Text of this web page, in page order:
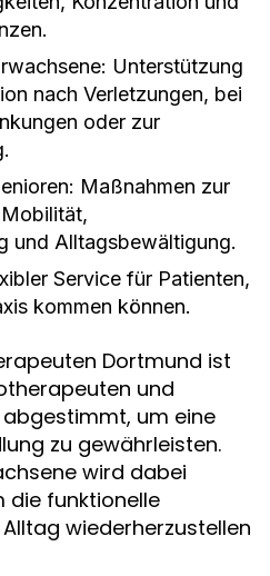
Unterstützung
nach Verletzungen, bei
oder zur
Maßnahmen zur
und Alltagsbewältigung.
Service für Patienten,
kommen können.
Dortmund ist
und
um eine
zu gewährleisten.
wird dabei
die funktionelle
wiederherzustellen